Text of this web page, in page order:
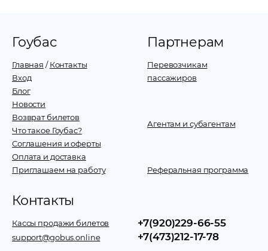
Гоубас
Главная /Контакты
Вход
Блог
Новости
Возврат билетов
Что такое Гоубас?
Соглашения и оферты
Оплата и доставка
Приглашаем на работу
Партнерам
Перевозчикам
пассажиров
Агентам и субагентам
Реферальная программа
Контакты
Кассы продажи билетов
support@gobus.online
+7(920)229-66-55
+7(473)212-17-78